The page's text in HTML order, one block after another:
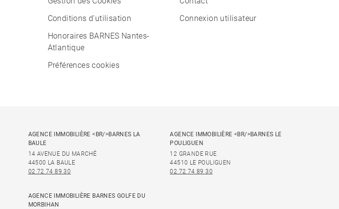
Conditions d'utilisation
Honoraires BARNES Nantes-
Atlantique
Préférences cookies
Connexion utilisateur
AGENCE IMMOBILIÈRE <BR/>BARNES LA
BAULE
14 AVENUE DU MARCHÉ
44500 LA BAULE
02 72 74 89 30
AGENCE IMMOBILIÈRE <BR/>BARNES LE
POULIGUEN
12 GRANDE RUE
44510 LE POULIGUEN
02 72 74 89 30
AGENCE IMMOBILIÈRE BARNES GOLFE DU
MORBIHAN